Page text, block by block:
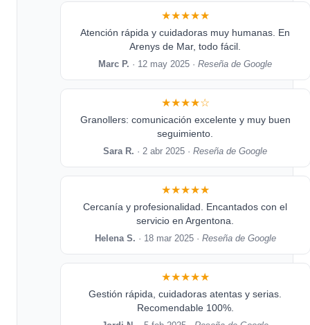
★★★★★
Atención rápida y cuidadoras muy humanas. En
Arenys de Mar, todo fácil.
Marc P. · 12 may 2025 ·Reseña de Google
★★★★☆
Granollers: comunicación excelente y muy buen
seguimiento.
Sara R. · 2 abr 2025 ·Reseña de Google
★★★★★
Cercanía y profesionalidad. Encantados con el
servicio en Argentona.
Helena S. · 18 mar 2025 · Reseña de Google
★★★★★
Gestión rápida, cuidadoras atentas y serias.
Recomendable 100%.